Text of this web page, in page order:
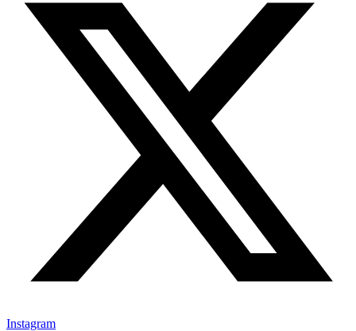
Instagram